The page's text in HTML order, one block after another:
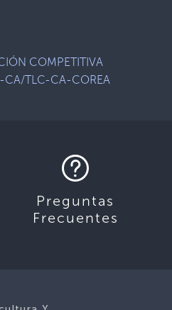
COMPETITIVA
CA/TLC-CA-COREA
Preguntas
Frecuentes